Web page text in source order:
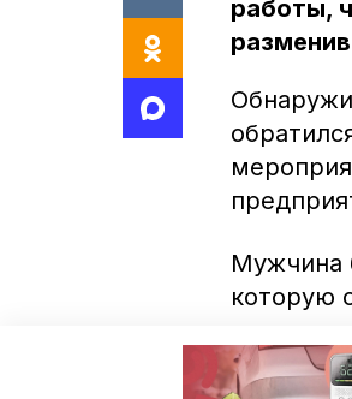
работы,
Мужчина
которую
посещал
грабежа